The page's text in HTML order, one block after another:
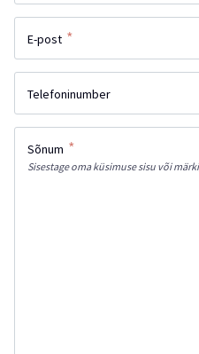
E-post *
Telefoninumber
Sõnum *
Sisestage oma küsimuse sisu või